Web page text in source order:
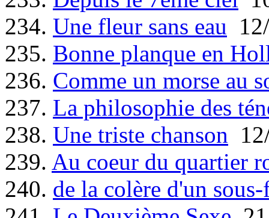
234. Une fleur sans eau
235. Bonne planque en
236. Comme un morse au
237. La philosophie des
238. Une triste chanson
239. Au coeur du quartier
240. de la colère d'un